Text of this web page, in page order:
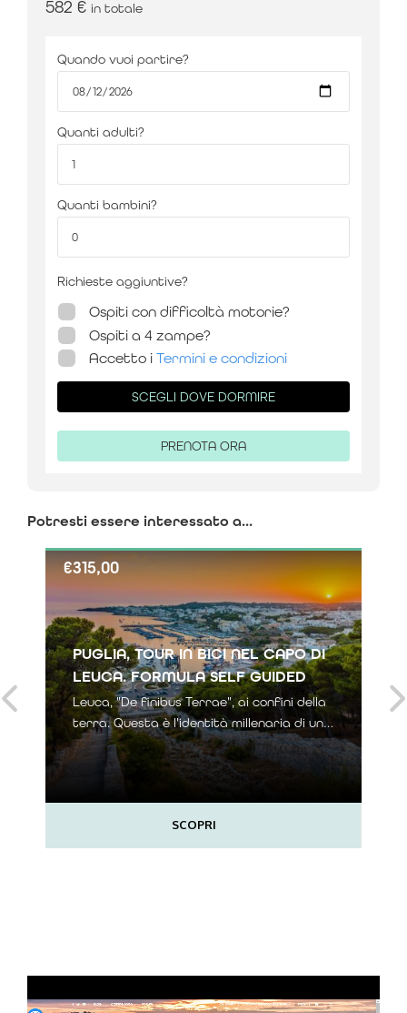
PERSONALIZZA ESPERIENZA
Prezzo:Incluso nel tour
PERSONALIZZA ESPERIENZA
Prezzo:Incluso nel tour
PERSONALIZZA ESPERIENZA
582 € in totale
Quando vuoi partire?
Quanti adulti?
Quanti bambini?
Richieste aggiuntive?
Ospiti con difficoltà motorie?
Ospiti a 4 zampe?
Accetto i Termini e condizioni
SCEGLI DOVE DORMIRE
PRENOTA ORA
Potresti essere interessato a...
€315,00
PUGLIA, TOUR IN BICI NEL CAPO DI
LEUCA. FORMULA SELF GUIDED
Leuca, "De finibus Terrae", ai confini della
terra. Questa è l'identità millenaria di un
luogo che ancora conserva il silenzio e la
magia che la caratterizzano, protesa nel
SCOPRI